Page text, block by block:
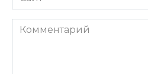
Комментарий